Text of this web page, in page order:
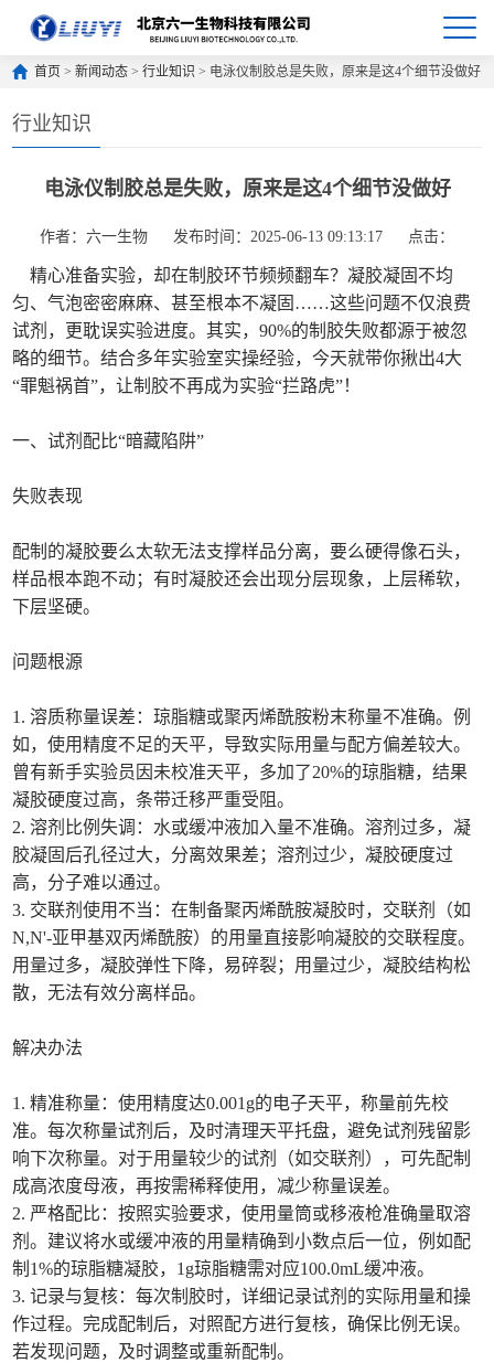
首页 >新闻动态 >行业知识 > 电泳仪制胶总是失败，原来是这4个细节没做好
行业知识
电泳仪制胶总是失败，原来是这4个细节没做好
作者：六一生物 发布时间：2025-06-13 09:13:17 点击：
精心准备实验，却在制胶环节频频翻车？凝胶凝固不均
匀、气泡密密麻麻、甚至根本不凝固……这些问题不仅浪费
试剂，更耽误实验进度。其实，90%的制胶失败都源于被忽
略的细节。结合多年实验室实操经验，今天就带你揪出4大
“罪魁祸首”，让制胶不再成为实验“拦路虎”！
一、试剂配比“暗藏陷阱”
失败表现
配制的凝胶要么太软无法支撑样品分离，要么硬得像石头，
样品根本跑不动；有时凝胶还会出现分层现象，上层稀软，
下层坚硬。
问题根源
1. 溶质称量误差：琼脂糖或聚丙烯酰胺粉末称量不准确。例
如，使用精度不足的天平，导致实际用量与配方偏差较大。
曾有新手实验员因未校准天平，多加了20%的琼脂糖，结果
凝胶硬度过高，条带迁移严重受阻。
2. 溶剂比例失调：水或缓冲液加入量不准确。溶剂过多，凝
胶凝固后孔径过大，分离效果差；溶剂过少，凝胶硬度过
高，分子难以通过。
3. 交联剂使用不当：在制备聚丙烯酰胺凝胶时，交联剂（如
N,N'-亚甲基双丙烯酰胺）的用量直接影响凝胶的交联程度。
用量过多，凝胶弹性下降，易碎裂；用量过少，凝胶结构松
散，无法有效分离样品。
解决办法
1. 精准称量：使用精度达0.001g的电子天平，称量前先校
准。每次称量试剂后，及时清理天平托盘，避免试剂残留影
响下次称量。对于用量较少的试剂（如交联剂），可先配制
成高浓度母液，再按需稀释使用，减少称量误差。
2. 严格配比：按照实验要求，使用量筒或移液枪准确量取溶
剂。建议将水或缓冲液的用量精确到小数点后一位，例如配
制1%的琼脂糖凝胶，1g琼脂糖需对应100.0mL缓冲液。
3. 记录与复核：每次制胶时，详细记录试剂的实际用量和操
作过程。完成配制后，对照配方进行复核，确保比例无误。
若发现问题，及时调整或重新配制。